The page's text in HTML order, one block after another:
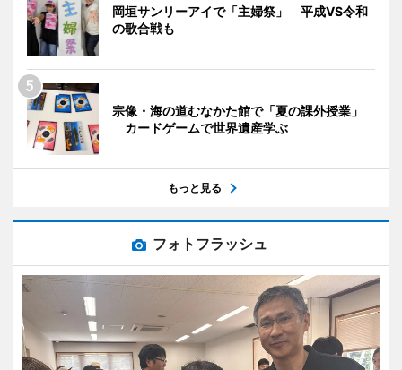
岡垣サンリーアイで「主婦祭」 平成VS令和
の歌合戦も
宗像・海の道むなかた館で「夏の課外授業」
カードゲームで世界遺産学ぶ
もっと見る
フォトフラッシュ